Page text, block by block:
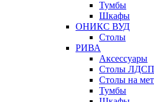
Тумбы
Шкафы
ОНИКС ВУД
Столы
РИВА
Аксессуары
Столы ЛДСП
Столы на
Тумбы